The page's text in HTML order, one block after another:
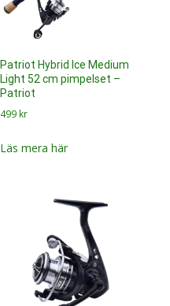
Patriot Hybrid Ice Medium
Light 52 cm pimpelset –
Patriot
499 kr
Läs mera här